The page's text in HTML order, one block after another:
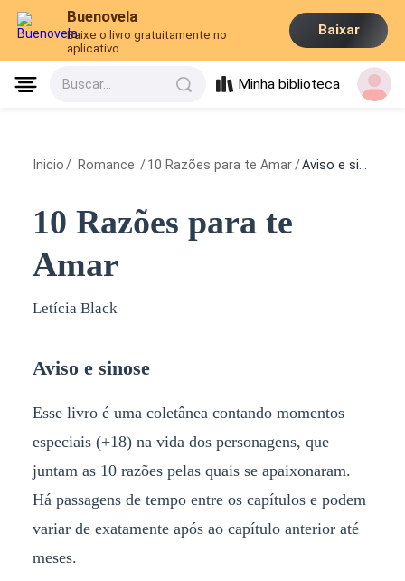
Buenovela
Baixe o livro gratuitamente no
aplicativo
Baixar
Buscar... Minha biblioteca
Inicio / Romance /10 Razões para te Amar /Aviso e sinose
10 Razões para te
Amar
Letícia Black
Aviso e sinose
Esse livro é uma coletânea contando momentos
especiais (+18) na vida dos personagens, que
juntam as 10 razões pelas quais se apaixonaram.
Há passagens de tempo entre os capítulos e podem
variar de exatamente após ao capítulo anterior até
meses.